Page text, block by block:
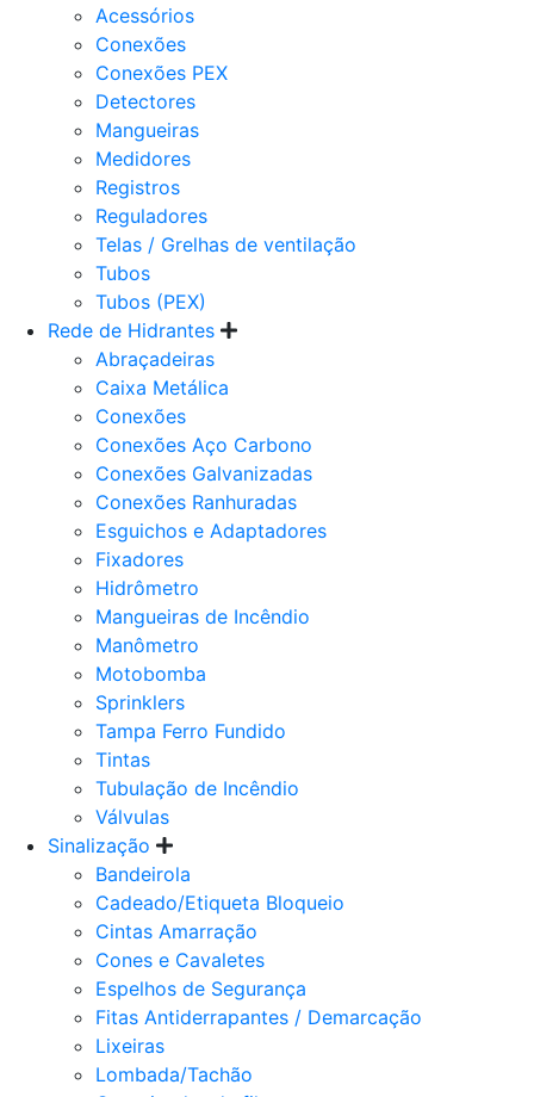
Acessórios
Conexões
Conexões PEX
Detectores
Mangueiras
Medidores
Registros
Reguladores
Telas / Grelhas de ventilação
Tubos
Tubos (PEX)
Rede de Hidrantes
Abraçadeiras
Caixa Metálica
Conexões
Conexões Aço Carbono
Conexões Galvanizadas
Conexões Ranhuradas
Esguichos e Adaptadores
Fixadores
Hidrômetro
Mangueiras de Incêndio
Manômetro
Motobomba
Sprinklers
Tampa Ferro Fundido
Tintas
Tubulação de Incêndio
Válvulas
Sinalização
Bandeirola
Cadeado/Etiqueta Bloqueio
Cintas Amarração
Cones e Cavaletes
Espelhos de Segurança
Fitas Antiderrapantes / Demarcação
Lixeiras
Lombada/Tachão